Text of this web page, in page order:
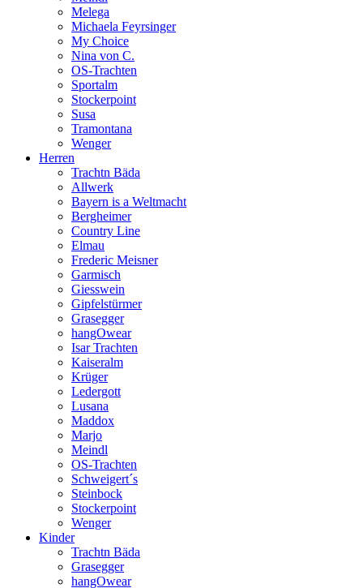
Melega
Michaela Feyrsinger
My Choice
Nina von C.
OS-Trachten
Sportalm
Stockerpoint
Susa
Tramontana
Wenger
Herren
Trachtn Bäda
Allwerk
Bayern is a Weltmacht
Bergheimer
Country Line
Elmau
Frederic Meisner
Garmisch
Giesswein
Gipfelstürmer
Grasegger
hangOwear
Isar Trachten
Kaiseralm
Krüger
Ledergott
Lusana
Maddox
Marjo
Meindl
OS-Trachten
Schweigert´s
Steinbock
Stockerpoint
Wenger
Kinder
Trachtn Bäda
Grasegger
hangOwear